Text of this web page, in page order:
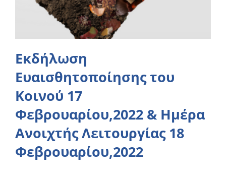
Εκδήλωση
Ευαισθητοποίησης του
Κοινού 17
Φεβρουαρίου,2022 & Ημέρα
Ανοιχτής Λειτουργίας 18
Φεβρουαρίου,2022